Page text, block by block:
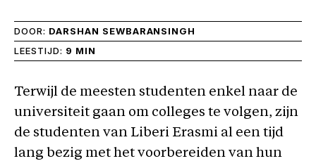
DOOR: DARSHAN SEWBARANSINGH
LEESTIJD: 9 MIN
Terwijl de meesten studenten enkel naar de
universiteit gaan om colleges te volgen, zijn
de studenten van Liberi Erasmi al een tijd
lang bezig met het voorbereiden van hun